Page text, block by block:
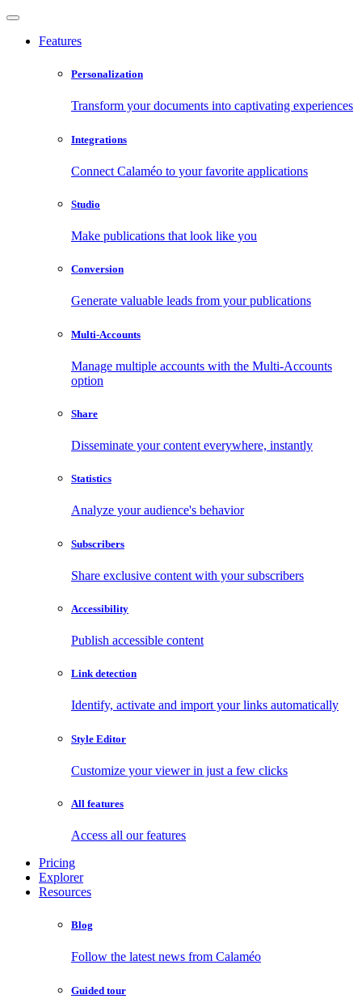
Features
Personalization
Transform your documents into captivating experiences
Integrations
Connect Calaméo to your favorite applications
Studio
Make publications that look like you
Conversion
Generate valuable leads from your publications
Multi-Accounts
Manage multiple accounts with the Multi-Accounts
option
Share
Disseminate your content everywhere, instantly
Statistics
Analyze your audience's behavior
Subscribers
Share exclusive content with your subscribers
Accessibility
Publish accessible content
Link detection
Identify, activate and import your links automatically
Style Editor
Customize your viewer in just a few clicks
All features
Access all our features
Pricing
Explorer
Resources
Blog
Follow the latest news from Calaméo
Guided tour